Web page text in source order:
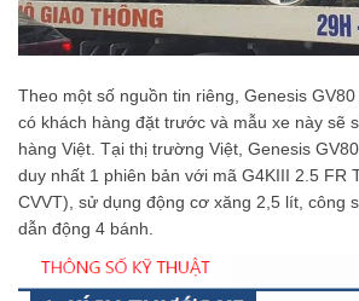
Theo một số nguồn tin riêng, Genesis
có khách hàng đặt trước và mẫu xe này sẽ
hàng Việt. Tại thị trường Việt, Genesis
duy nhất 1 phiên bản với mã G4KIII 2.5 FR
CVVT), sử dụng động cơ xăng 2,5 lít, công
dẫn động 4 bánh.